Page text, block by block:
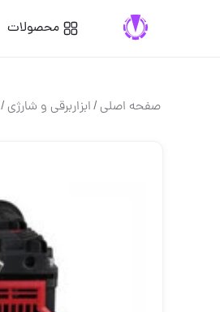
محصولات
صفحه اصلی/ابزاربرقی و شارژی/